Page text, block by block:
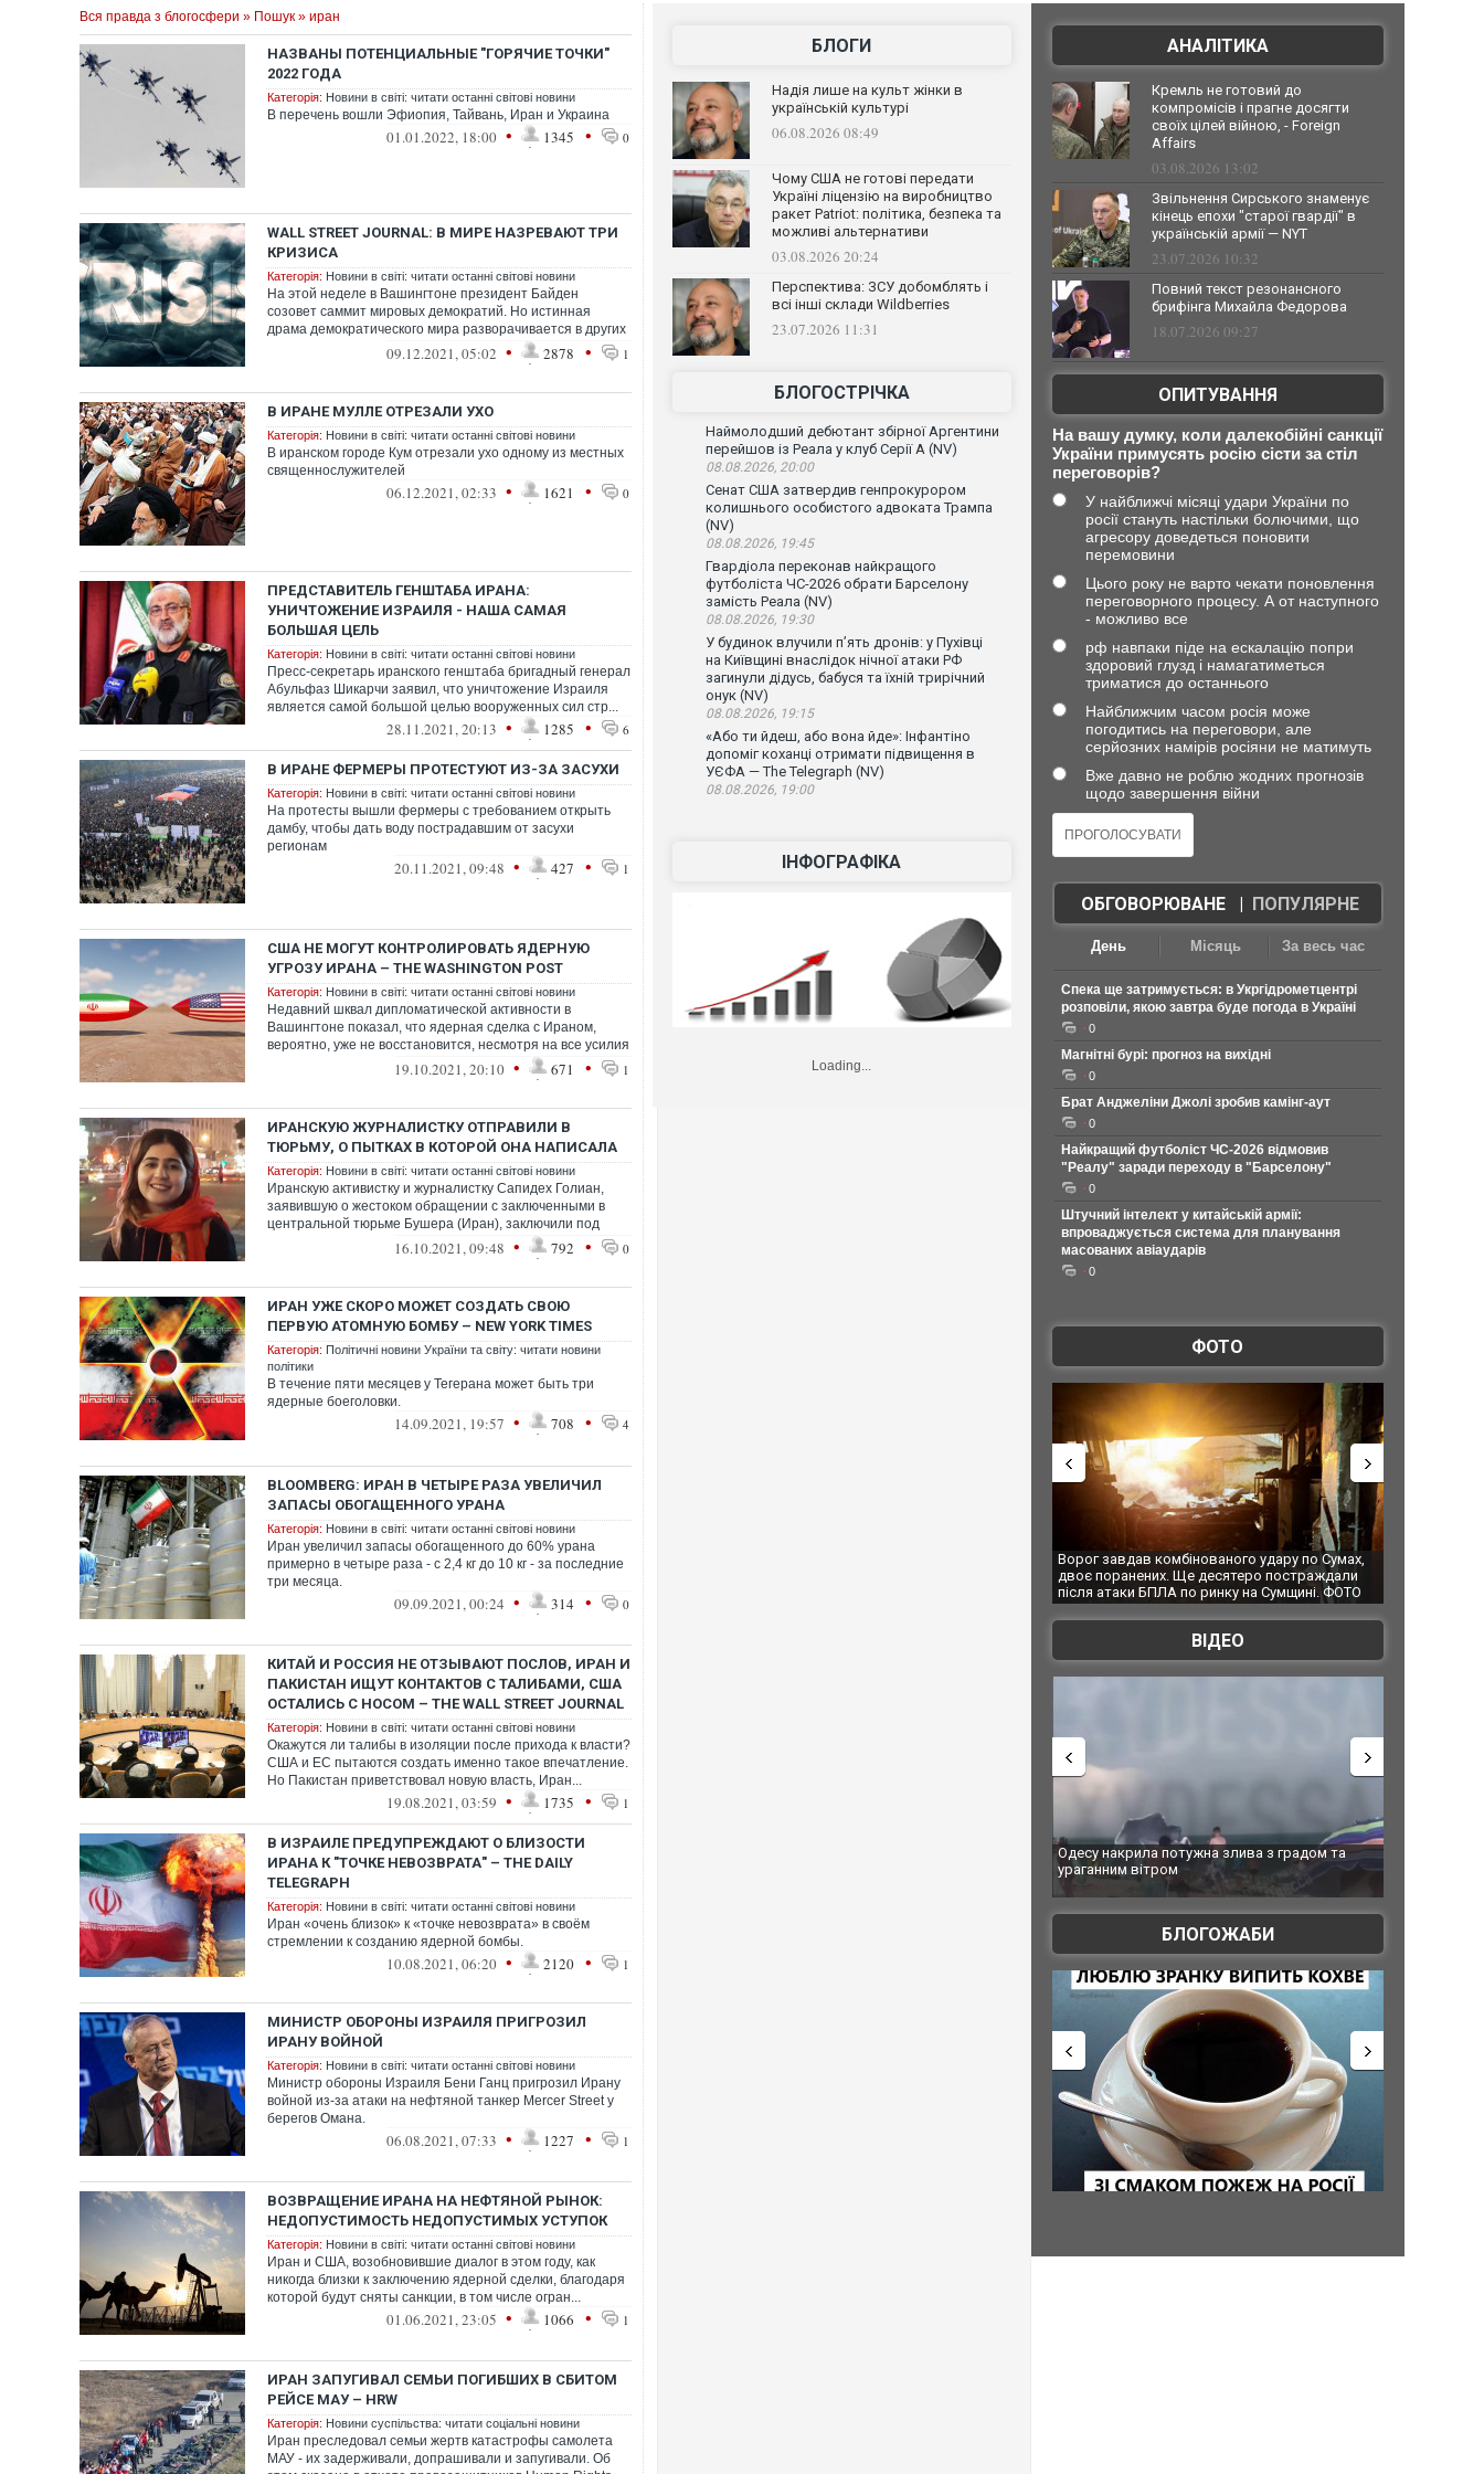
Вся правда з блогосфери » Пошук » иран
НАЗВАНЫ ПОТЕНЦИАЛЬНЫЕ "ГОРЯЧИЕ ТОЧКИ"
2022 ГОДА
Категорія: Новини в світі: читати останні світові новини
В перечень вошли Эфиопия, Тайвань, Иран​​​​​​​ и Украина
01.01.2022, 18:00 • 1345 • 0
WALL STREET JOURNAL: В МИРЕ НАЗРЕВАЮТ ТРИ
КРИЗИСА
Категорія: Новини в світі: читати останні світові новини
На этой неделе в Вашингтоне президент Байден
созовет саммит мировых демократий. Но истинная
драма демократического мира разворачивается в других
09.12.2021, 05:02 • 2878 • 1
В ИРАНЕ МУЛЛЕ ОТРЕЗАЛИ УХО
Категорія: Новини в світі: читати останні світові новини
В иранском городе Кум отрезали ухо одному из местных
священнослужителей
06.12.2021, 02:33 • 1621 • 0
ПРЕДСТАВИТЕЛЬ ГЕНШТАБА ИРАНА:
УНИЧТОЖЕНИЕ ИЗРАИЛЯ - НАША САМАЯ
БОЛЬШАЯ ЦЕЛЬ
Категорія: Новини в світі: читати останні світові новини
Пресс-секретарь иранского генштаба бригадный генерал
Абульфаз Шикарчи заявил, что уничтожение Израиля
является самой большой целью вооруженных сил стр...
28.11.2021, 20:13 • 1285 • 6
В ИРАНЕ ФЕРМЕРЫ ПРОТЕСТУЮТ ИЗ-ЗА ЗАСУХИ
Категорія: Новини в світі: читати останні світові новини
На протесты вышли фермеры с требованием открыть
дамбу, чтобы дать воду пострадавшим от засухи
регионам
20.11.2021, 09:48 • 427 • 1
США НЕ МОГУТ КОНТРОЛИРОВАТЬ ЯДЕРНУЮ
УГРОЗУ ИРАНА – THE WASHINGTON POST
Категорія: Новини в світі: читати останні світові новини
Недавний шквал дипломатической активности в
Вашингтоне показал, что ядерная сделка с Ираном,
вероятно, уже не восстановится, несмотря на все усилия
19.10.2021, 20:10 • 671 • 1
ИРАНСКУЮ ЖУРНАЛИСТКУ ОТПРАВИЛИ В
ТЮРЬМУ, О ПЫТКАХ В КОТОРОЙ ОНА НАПИСАЛА
Категорія: Новини в світі: читати останні світові новини
Иранскую активистку и журналистку Сапидех Голиан,
заявившую о жестоком обращении с заключенными в
центральной тюрьме Бушера (Иран), заключили под
16.10.2021, 09:48 • 792 • 0
ИРАН УЖЕ СКОРО МОЖЕТ СОЗДАТЬ СВОЮ
ПЕРВУЮ АТОМНУЮ БОМБУ – NEW YORK TIMES
Категорія: Політичні новини України та світу: читати новини
політики
В течение пяти месяцев у Тегерана может быть три
ядерные боеголовки.
14.09.2021, 19:57 • 708 • 4
BLOOMBERG: ИРАН В ЧЕТЫРЕ РАЗА УВЕЛИЧИЛ
ЗАПАСЫ ОБОГАЩЕННОГО УРАНА
Категорія: Новини в світі: читати останні світові новини
Иран увеличил запасы обогащенного до 60% урана
примерно в четыре раза - с 2,4 кг до 10 кг - за последние
три месяца.
09.09.2021, 00:24 • 314 • 0
КИТАЙ И РОССИЯ НЕ ОТЗЫВАЮТ ПОСЛОВ, ИРАН И
ПАКИСТАН ИЩУТ КОНТАКТОВ С ТАЛИБАМИ, США
ОСТАЛИСЬ С НОСОМ – THE WALL STREET JOURNAL
Категорія: Новини в світі: читати останні світові новини
Окажутся ли талибы в изоляции после прихода к власти?
США и ЕС пытаются создать именно такое впечатление.
Но Пакистан приветствовал новую власть, Иран...
19.08.2021, 03:59 • 1735 • 1
В ИЗРАИЛЕ ПРЕДУПРЕЖДАЮТ О БЛИЗОСТИ
ИРАНА К "ТОЧКЕ НЕВОЗВРАТА" – THE DAILY
TELEGRAPH
Категорія: Новини в світі: читати останні світові новини
Иран «очень близок» к «точке невозврата» в своём
стремлении к созданию ядерной бомбы.
10.08.2021, 06:20 • 2120 • 1
МИНИСТР ОБОРОНЫ ИЗРАИЛЯ ПРИГРОЗИЛ
ИРАНУ ВОЙНОЙ
Категорія: Новини в світі: читати останні світові новини
Министр обороны Израиля Бени Ганц пригрозил Ирану
войной из-за атаки на нефтяной танкер Mercer Street у
берегов Омана.
06.08.2021, 07:33 • 1227 • 1
ВОЗВРАЩЕНИЕ ИРАНА НА НЕФТЯНОЙ РЫНОК:
НЕДОПУСТИМОСТЬ НЕДОПУСТИМЫХ УСТУПОК
Категорія: Новини в світі: читати останні світові новини
Иран и США, возобновившие диалог в этом году, как
никогда близки к заключению ядерной сделки, благодаря
которой будут сняты санкции, в том числе огран...
01.06.2021, 23:05 • 1066 • 1
ИРАН ЗАПУГИВАЛ СЕМЬИ ПОГИБШИХ В СБИТОМ
РЕЙСЕ МАУ – HRW
Категорія: Новини суспільства: читати соціальні новини
Иран преследовал семьи жертв катастрофы самолета
МАУ - их задерживали, допрашивали и запугивали. Об
БЛОГИ
Надія лише на культ жінки в
українській культурі
06.08.2026 08:49
Чому США не готові передати
Україні ліцензію на виробництво
ракет Patriot: політика, безпека та
можливі альтернативи
03.08.2026 20:24
Перспектива: ЗСУ добомблять і
всі інші склади Wildberries
23.07.2026 11:31
БЛОГОСТРІЧКА
Наймолодший дебютант збірної Аргентини
перейшов із Реала у клуб Серії А (NV)
08.08.2026, 20:00
Сенат США затвердив генпрокурором
колишнього особистого адвоката Трампа
(NV)
08.08.2026, 19:45
Гвардіола переконав найкращого
футболіста ЧС-2026 обрати Барселону
замість Реала (NV)
08.08.2026, 19:30
У будинок влучили п’ять дронів: у Пухівці
на Київщині внаслідок нічної атаки РФ
загинули дідусь, бабуся та їхній трирічний
онук (NV)
08.08.2026, 19:15
«Або ти йдеш, або вона йде»: Інфантіно
допоміг коханці отримати підвищення в
УЄФА — The Telegraph (NV)
08.08.2026, 19:00
ІНФОГРАФІКА
Loading...
АНАЛІТИКА
Кремль не готовий до
компромісів і прагне досягти
своїх цілей війною, - Foreign
Affairs
03.08.2026 13:02
Звільнення Сирського знаменує
кінець епохи "старої гвардії" в
українській армії — NYT
23.07.2026 10:32
Повний текст резонансного
брифінга Михайла Федорова
18.07.2026 09:27
ОПИТУВАННЯ
На вашу думку, коли далекобійні санкції
України примусять росію сісти за стіл
переговорів?
У найближчі місяці удари України по
росії стануть настільки болючими, що
агресору доведеться поновити
перемовини
Цього року не варто чекати поновлення
переговорного процесу. А от наступного
- можливо все
рф навпаки піде на ескалацію попри
здоровий глузд і намагатиметься
триматися до останнього
Найближчим часом росія може
погодитись на переговори, але
серйозних намірів росіяни не матимуть
Вже давно не роблю жодних прогнозів
щодо завершення війни
ОБГОВОРЮВАНЕ| ПОПУЛЯРНЕ
День Місяць За весь час
Спека ще затримується: в Укргідрометцентрі
розповіли, якою завтра буде погода в Україні
0
Магнітні бурі: прогноз на вихідні
0
Брат Анджеліни Джолі зробив камінг-аут
0
Найкращий футболіст ЧС-2026 відмовив
"Реалу" заради переходу в "Барселону"
0
Штучний інтелект у китайській армії:
впроваджується система для планування
масованих авіаударів
0
ФОТО
Ворог завдав комбінованого удару по Сумах,
двоє поранених. Ще десятеро постраждали
після атаки БПЛА по ринку на Сумщині. ФОТО
За 2000 кілометрів від кордону з
Єкатеринбурзі після атаки дронів
склад Wildberries. ФОТО. ВІДЕО
ВІДЕО
Одесу накрила потужна злива з градом та
Вже вивели на тести: Ferrari готує
позашляховика Purosangue. ВІДЕО
БЛОГОЖАБИ